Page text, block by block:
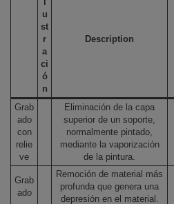
u
st
r
a
ci
ó
n
Description
Grab
ado
con
relie
ve
Eliminación de la capa
superior de un soporte,
normalmente pintado,
mediante la vaporización
de la pintura.
Grab
ado
Remoción de material más
profunda que genera una
depresión en el material.